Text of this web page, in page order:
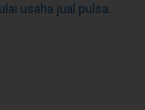
usaha jual pulsa.